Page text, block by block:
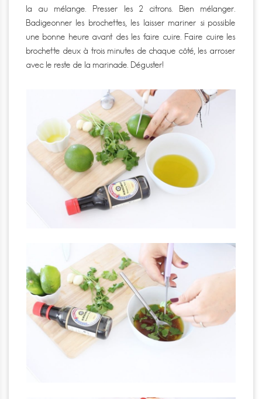
la au mélange. Presser les 2 citrons. Bien mélanger.
Badigeonner les brochettes, les laisser mariner si possible
une bonne heure avant des les faire cuire. Faire cuire les
brochette deux à trois minutes de chaque côté, les arroser
avec le reste de la marinade. Déguster!